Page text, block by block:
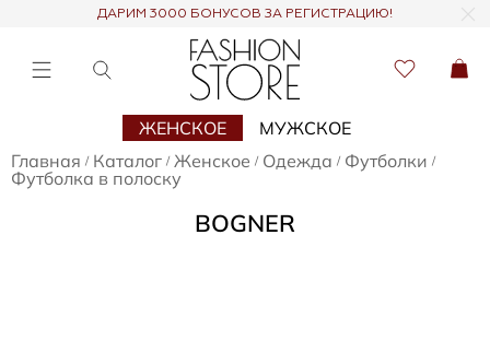
ДАРИМ 3000 БОНУСОВ ЗА РЕГИСТРАЦИЮ!
ЖЕНСКОЕ
МУЖСКОЕ
Главная / Каталог / Женское / Одежда / Футболки /
Футболка в полоску
BOGNER